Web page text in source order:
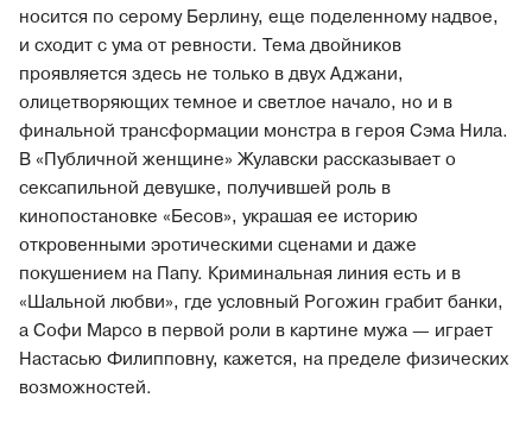
носится по серому Берлину, еще поделенному надвое,
и сходит с ума от ревности. Тема двойников
проявляется здесь не только в двух Аджани,
олицетворяющих темное и светлое начало, но и в
финальной трансформации монстра в героя Сэма Нила.
В «Публичной женщине» Жулавски рассказывает о
сексапильной девушке, получившей роль в
кинопостановке «Бесов», украшая ее историю
откровенными эротическими сценами и даже
покушением на Папу. Криминальная линия есть и в
«Шальной любви», где условный Рогожин грабит банки,
а Софи Марсо в первой роли в картине мужа — играет
Настасью Филипповну, кажется, на пределе физических
возможностей.